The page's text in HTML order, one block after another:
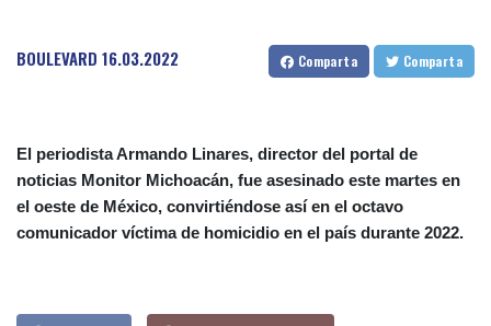
BOULEVARD 16.03.2022 Comparta Comparta
El periodista Armando Linares, director del portal de
noticias Monitor Michoacán, fue asesinado este martes en
el oeste de México, convirtiéndose así en el octavo
comunicador víctima de homicidio en el país durante 2022.